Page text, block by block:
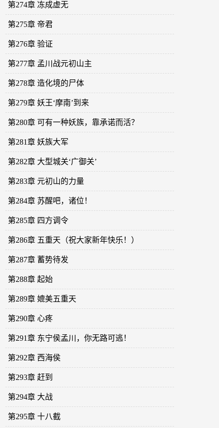
第274章 冻成虚无
第275章 帝君
第276章 验证
第277章 孟川战元初山主
第278章 造化境的尸体
第279章 妖王‘摩南’到来
第280章 可有一种妖族，靠承诺而活？
第281章 妖族大军
第282章 大型城关‘广御关’
第283章 元初山的力量
第284章 苏醒吧，诸位！
第285章 四方调令
第286章 五重天（祝大家新年快乐！）
第287章 蓄势待发
第288章 起始
第289章 媲美五重天
第290章 心疼
第291章 东宁侯孟川，你无路可逃！
第292章 西海侯
第293章 赶到
第294章 大战
第295章 十八截